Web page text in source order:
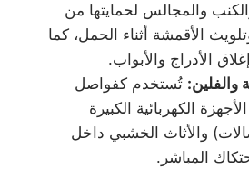
والمجالس لحمايتها من
الأقمشة أثناء الحمل، كما
الأدراج والأبواب.
والفلين: تُستخدم كفواصل
الكهربائية الكبيرة
والأثاث الخشبي داخل
المباشر.